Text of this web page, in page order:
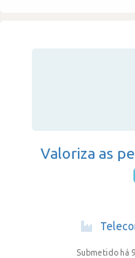
Valoriza as
Submetido há